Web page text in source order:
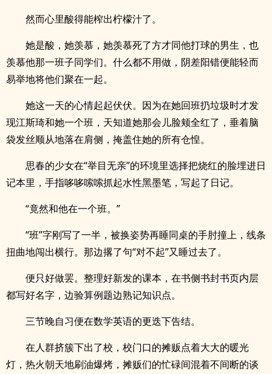
然而心里酸得能榨出柠檬汁了。
她是酸，她羡慕，她羡慕死了方才同他打球的男生，也
羡慕他那一班子同学们。什么都不用做，阴差阳错便能轻而
易举地将他们聚在一起。
她这一天的心情起起伏伏。因为在她回班扔垃圾时才发
现江斯琦和她一个班，天知道她那会儿脸颊全红了，垂着脑
袋发丝顺从地落在肩侧，掩盖住她的所有仓惶。
思春的少女在“举目无亲”的环境里选择把烧红的脸埋进日
记本里，手指哆哆嗦嗦抓起水性黑墨笔，写起了日记。
“竟然和他在一个班。”
“班”字刚写了一半，被换姿势再睡同桌的手肘撞上，线条
扭曲地闯出横行。那边撂了句“对不起”又睡过去了。
便只好做罢。整理好新发的课本，在书侧书封书页内层
都写好名字，边验算例题边熟记知识点。
三节晚自习便在数学英语的更迭下告结。
在人群挤簇下出了校，校门口的摊贩点着大大的暖光
灯，热火朝天地刷油爆烤，摊贩们的忙碌间混着不间断的谈